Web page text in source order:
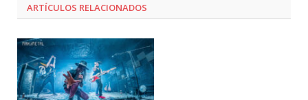
ARTÍCULOS RELACIONADOS